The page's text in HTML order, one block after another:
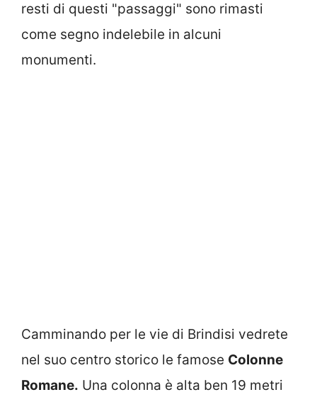
resti di questi "passaggi" sono rimasti
come segno indelebile in alcuni
monumenti.
Camminando per le vie di Brindisi vedrete
nel suo centro storico le famose Colonne
Romane. Una colonna è alta ben 19 metri